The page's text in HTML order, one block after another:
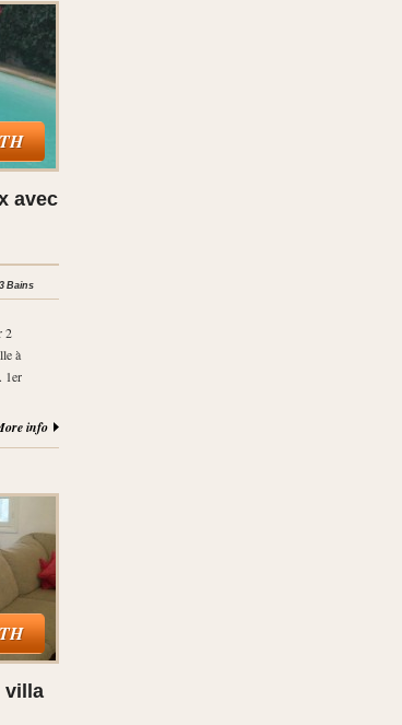
avec
Bains
2
à
1er
info
villa